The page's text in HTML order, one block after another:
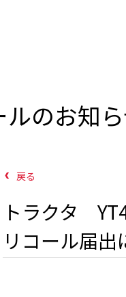
のお知
戻る
トラクタ
リコール届